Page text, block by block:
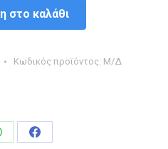
στο καλάθι
Κωδικός προϊόντος: Μ/Δ
Share